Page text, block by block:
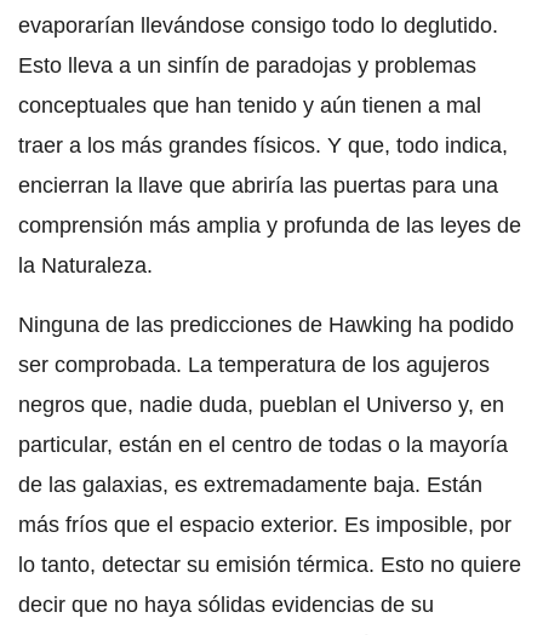
evaporarían llevándose consigo todo lo deglutido.
Esto lleva a un sinfín de paradojas y problemas
conceptuales que han tenido y aún tienen a mal
traer a los más grandes físicos. Y que, todo indica,
encierran la llave que abriría las puertas para una
comprensión más amplia y profunda de las leyes de
la Naturaleza.
Ninguna de las predicciones de Hawking ha podido
ser comprobada. La temperatura de los agujeros
negros que, nadie duda, pueblan el Universo y, en
particular, están en el centro de todas o la mayoría
de las galaxias, es extremadamente baja. Están
más fríos que el espacio exterior. Es imposible, por
lo tanto, detectar su emisión térmica. Esto no quiere
decir que no haya sólidas evidencias de su